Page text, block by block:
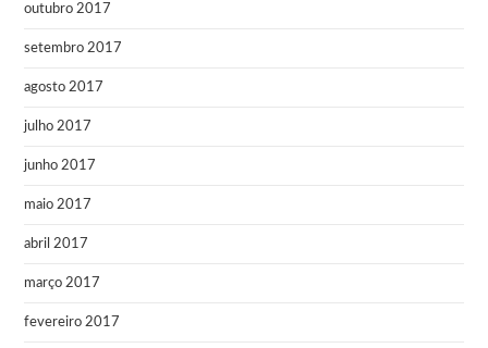
outubro 2017
setembro 2017
agosto 2017
julho 2017
junho 2017
maio 2017
abril 2017
março 2017
fevereiro 2017